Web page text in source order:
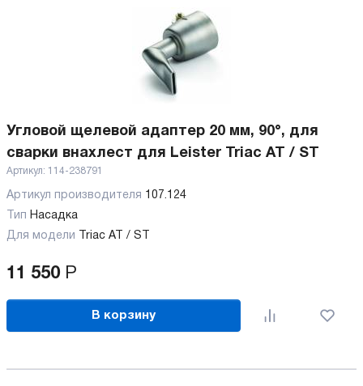
Угловой щелевой адаптер 20 мм, 90°, для
сварки внахлест для Leister Triac AT / ST
Артикул: 114-238791
Артикул производителя 107.124
Тип Насадка
Для модели
Triac AT / ST
11 550 Р
В корзину